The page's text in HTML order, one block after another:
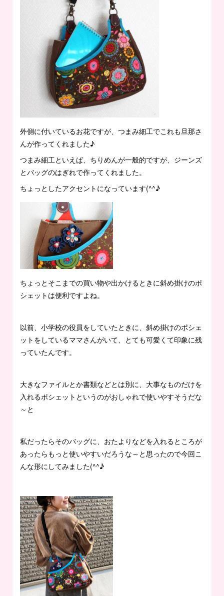
外側に付いているお花ですが、つまみ細工でこれも旦那さ
んが作ってくれました♪
つまみ細工といえば、ちりめんが一般的ですが、ジーンズ
とバッグのはぎれで作ってくれました。
ちょっとしたアクセントになっています(^^♪
ちょっとそこまでの買い物や出かけるときに斜め掛けのポ
シェットは便利ですよね。
以前、小学校の役員をしていたときに、斜め掛けのポシェ
ットをしているママさんがいて、とても可愛くて印象に残
っていたんです。
大きなファイルとか書類などとは別に、大事なものだけを
入れるポシェットというのがおしゃれで使いやすそうだな
～と
私だったらそのバッグに、おたよりなどを入れるところが
あったらもっと使いやすいだろうな～と思ったので今回こ
んな形にしてみました(^^♪